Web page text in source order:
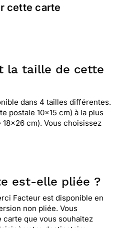
: Pour son message
: Pour son message
: Sobre pour l'evenment
colombe qu'un monte vers le
de ceux qun l"on aime
cette carte
la taille de cette
dans 4 tailles différentes.
postale 10x15 cm) à la plus
cm). Vous choisissez
est-elle pliée ?
Facteur est disponible en
non pliée. Vous
que vous souhaitez